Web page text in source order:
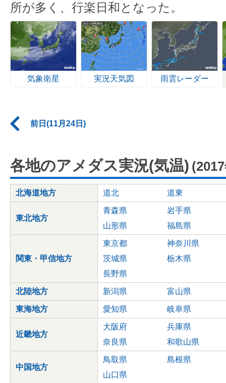
所が多く、行楽日和となった。
気象衛星 実況天気図 雨雲レーダー
前日(11月24日)
各地のアメダス実況(気温)
北海道地方 道北 道東
東北地方
青森県
岩手県
山形県
福島県
関東・甲信地方
東京都
神奈川県
茨城県
栃木県
長野県
北陸地方 新潟県 富山県
東海地方 愛知県 岐阜県
近畿地方
大阪府
兵庫県
奈良県
和歌山県
中国地方
鳥取県
島根県
山口県